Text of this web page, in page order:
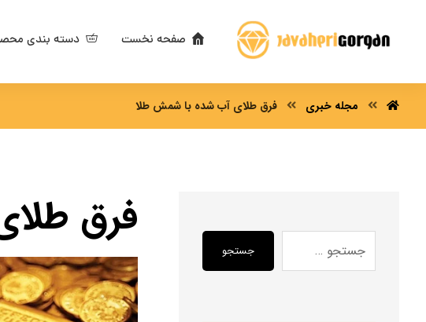
صفحه نخست دسته بندی
مجله خبری فرق طلای آب شده با شمش طلا
فرق
جستجو